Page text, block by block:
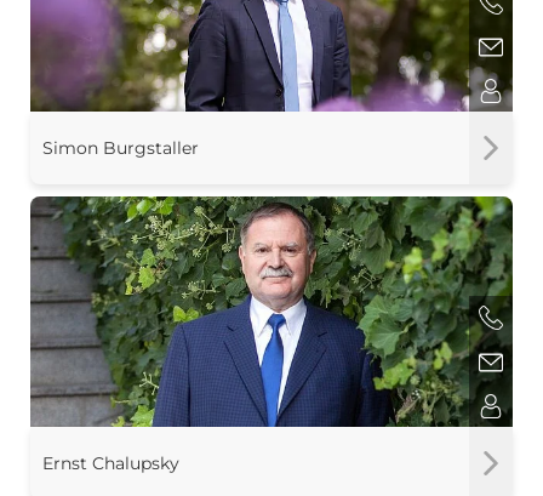
Simon Burgstaller
Ernst Chalupsky